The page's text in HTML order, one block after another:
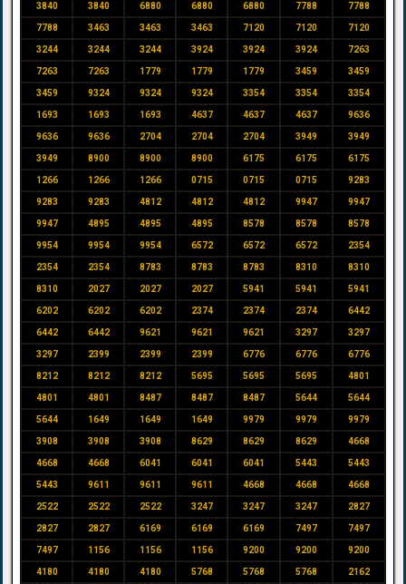
3840 3840 6880 6880 6880 7788 7788
7788 3463 3463 3463 7120 7120 7120
3244 3244 3244 3924 3924 3924 7263
7263 7263 1779 1779 1779 3459 3459
3459 9324 9324 9324 3354 3354 3354
1693 1693 1693 4637 4637 4637 9636
9636 9636 2704 2704 2704 3949 3949
3949 8900 8900 8900 6175 6175 6175
1266 1266 1266 0715 0715 0715 9283
9283 9283 4812 4812 4812 9947 9947
9947 4895 4895 4895 8578 8578 8578
9954 9954 9954 6572 6572 6572 2354
2354 2354 8783 8783 8783 8310 8310
8310 2027 2027 2027 5941 5941 5941
6202 6202 6202 2374 2374 2374 6442
6442 6442 9621 9621 9621 3297 3297
3297 2399 2399 2399 6776 6776 6776
8212 8212 8212 5695 5695 5695 4801
4801 4801 8487 8487 8487 5644 5644
5644 1649 1649 1649 9979 9979 9979
3908 3908 3908 8629 8629 8629 4668
4668 4668 6041 6041 6041 5443 5443
5443 9611 9611 9611 4668 4668 4668
2522 2522 2522 3247 3247 3247 2827
2827 2827 6169 6169 6169 7497 7497
7497 1156 1156 1156 9200 9200 9200
4180 4180 4180 5768 5768 5768 2162